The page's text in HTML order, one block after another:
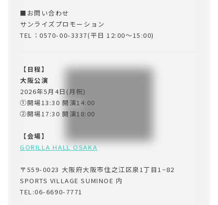
■お問い合わせ
サンライズプロモーション
TEL：0570-00-3337(平日 12:00～15:00)
【日程】
大阪公演
2026年5月4日(月祝)
①開場13:30 開演14:00
②開場17:30 開演18:00
【会場】
GORILLA HALL OSAKA
〒559-0023 大阪府大阪市住之江区泉1丁目1−82
SPORTS VILLAGE SUMINOE 内
TEL:06-6690-7771